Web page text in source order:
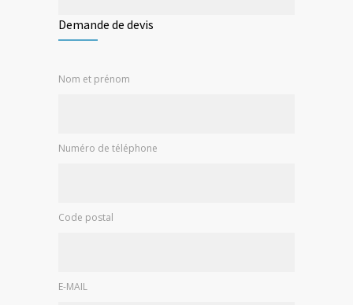
Demande de devis
Nom et prénom
Numéro de téléphone
Code postal
E-MAIL